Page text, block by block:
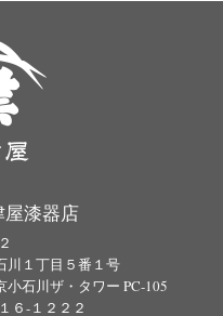
漆器店
川１丁目５番１号
石川ザ・タワー PC-105
６-１２２２